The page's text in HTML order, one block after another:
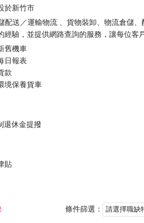
於新竹市
配送／運輸物流 、貨物裝卸、物流倉儲
經驗，並提供網路查詢的服務，讓每位客
舊機車
日報表
款
境保養貨車
退休金提撥
貼
條件篩選：